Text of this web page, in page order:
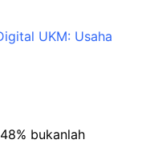
UKM: Usaha
bukanlah